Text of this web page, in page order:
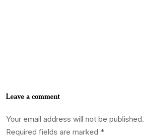
Leave a comment
Your email address will not be published.
Required fields are marked *